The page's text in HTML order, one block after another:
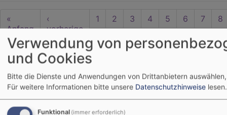
Seitennummerierung
First
page
«
Anfang
Vorherige
Seite
‹
vorherige
Seite
Seite
1 Seite
2 Seite
3
Aktuelle
Seite
4 Seite
5 Seite
6 Seite
7 8
Karte
Verwendung von
und Cookies
Bitte die Dienste und Anwendungen von Drittanbietern
Für weitere Informationen bitte unsere Datenschutzhinweise lesen.
Funktional (immer erforderlich)